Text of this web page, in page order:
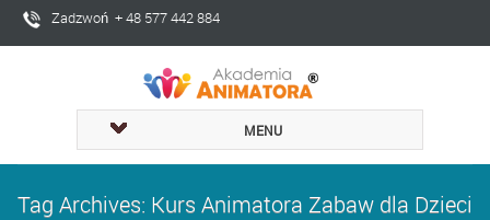
Zadzwoń + 48 577 442 884
MENU
Tag Archives: Kurs Animatora Zabaw dla Dzieci